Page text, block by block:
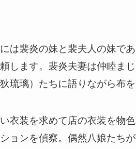
は裴炎の妹と裴夫人の妹で
します。裴炎夫妻は仲睦ま
琉璃）たちに語りながら布を
衣装を求めて店の衣装を物
ョンを偵察。偶然八娘たち